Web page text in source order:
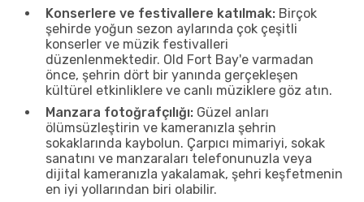
Konserlere ve festivallere katılmak: Birçok
şehirde yoğun sezon aylarında çok çeşitli
konserler ve müzik festivalleri
düzenlenmektedir. Old Fort Bay'e varmadan
önce, şehrin dört bir yanında gerçekleşen
kültürel etkinliklere ve canlı müziklere göz atın.
Manzara fotoğrafçılığı: Güzel anları
ölümsüzleştirin ve kameranızla şehrin
sokaklarında kaybolun. Çarpıcı mimariyi, sokak
sanatını ve manzaraları telefonunuzla veya
dijital kameranızla yakalamak, şehri keşfetmenin
en iyi yollarından biri olabilir.